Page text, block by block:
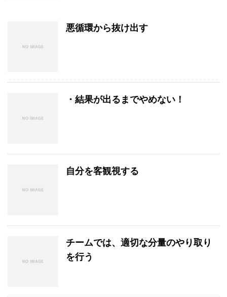
悪循環から抜け出す
・結果が出るまでやめない！
自分を客観視する
チームでは、適切な分量のやり取り
を行う